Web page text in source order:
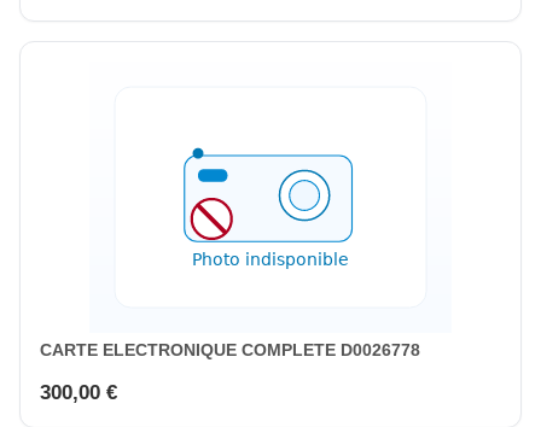
CARTE ELECTRONIQUE COMPLETE D0026778
300,00 €